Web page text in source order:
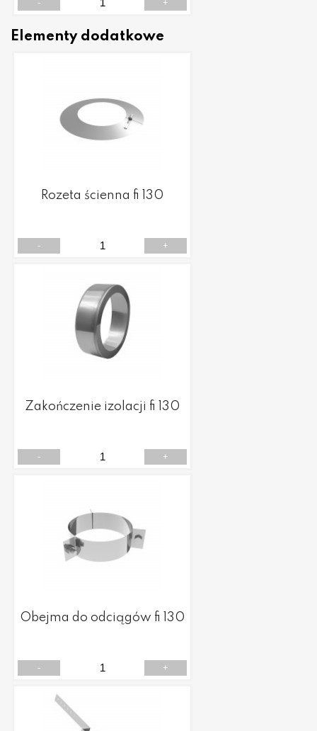
- +
Elementy dodatkowe
Rozeta ścienna fi 130
- +
Zakończenie izolacji fi 130
- +
Obejma do odciągów fi 130
- +